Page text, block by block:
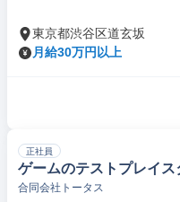
東京都渋谷区道玄坂
月給30万円以上
正社員
ゲームのテストプレイス
合同会社トータス